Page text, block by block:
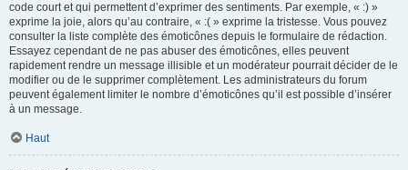
code court et qui permettent d’exprimer des sentiments. Par exemple, « :) »
exprime la joie, alors qu’au contraire, « :( » exprime la tristesse. Vous pouvez
consulter la liste complète des émoticônes depuis le formulaire de rédaction.
Essayez cependant de ne pas abuser des émoticônes, elles peuvent
rapidement rendre un message illisible et un modérateur pourrait décider de le
modifier ou de le supprimer complètement. Les administrateurs du forum
peuvent également limiter le nombre d’émoticônes qu’il est possible d’insérer
à un message.
Haut